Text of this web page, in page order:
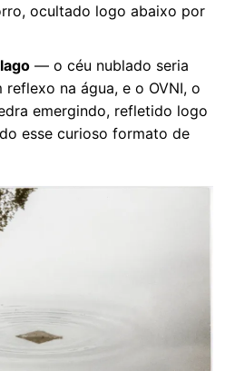
ocultado logo abaixo por
— o céu nublado seria
reflexo na água, e o OVNI, o
emergindo, refletido logo
esse curioso formato de